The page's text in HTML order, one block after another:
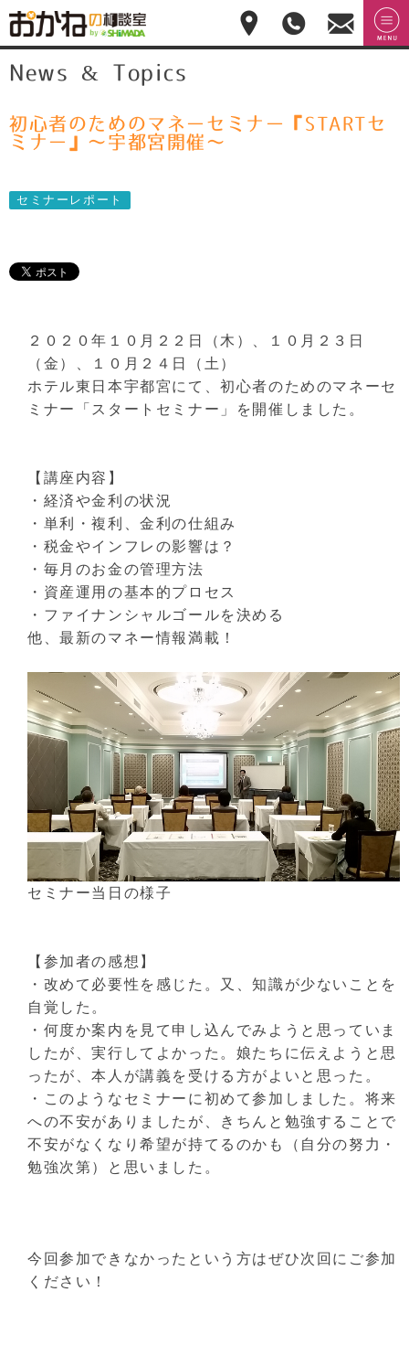
おかねの相談室 by
嶋田商事
せ
028-
News & Topics
初心者のためのマネーセミナー『STARTセ
ミナー』～宇都宮開催～
セミナーレポート
２０２０年１０月２２日（木）、１０月２３日
（金）、１０月２４日（土）
ホテル東日本宇都宮にて、初心者のためのマネーセ
ミナー「スタートセミナー」を開催しました。
【講座内容】
・経済や金利の状況
・単利・複利、金利の仕組み
・税金やインフレの影響は？
・毎月のお金の管理方法
・資産運用の基本的プロセス
・ファイナンシャルゴールを決める
他、最新のマネー情報満載！
セミナー当日の様子
【参加者の感想】
・改めて必要性を感じた。又、知識が少ないことを
自覚した。
・何度か案内を見て申し込んでみようと思っていま
したが、実行してよかった。娘たちに伝えようと思
ったが、本人が講義を受ける方がよいと思った。
・このようなセミナーに初めて参加しました。将来
への不安がありましたが、きちんと勉強することで
不安がなくなり希望が持てるのかも（自分の努力・
勉強次第）と思いました。
今回参加できなかったという方はぜひ次回にご参加
ください！